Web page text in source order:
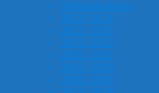
Jubilæumsdanse
2023 / 2024
2022 / 2023
2021 / 2022
2020 / 2021
2019 / 2020
2018 / 2019